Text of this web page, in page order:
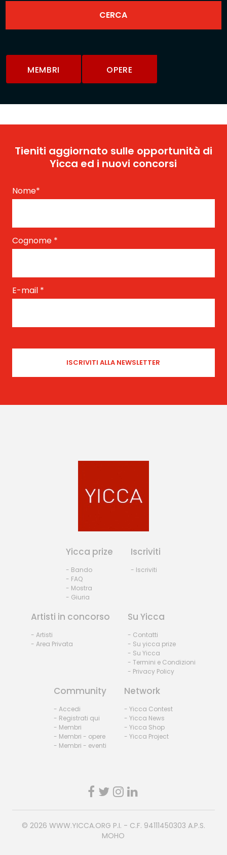
MEMBRI OPERE
Tieniti aggiornato sulle opportunità di
Yicca ed i nuovi concorsi
Nome*
Cognome *
E-mail *
Yicca prize
- Bando
- FAQ
- Mostra
- Giuria
Iscriviti
- Iscriviti
Artisti in concorso
- Artisti
- Area Privata
Su Yicca
- Contatti
- Su yicca prize
- Su Yicca
- Termini e Condizioni
- Privacy Policy
Community
- Accedi
- Registrati qui
- Membri
- Membri - opere
- Membri - eventi
Network
- Yicca Contest
- Yicca News
- Yicca Shop
- Yicca Project
© 2026 WWW.YICCA.ORG P.I. - C.F. 94111450303 A.P.S.
MOHO